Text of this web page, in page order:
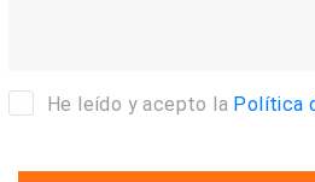
He leído y acepto la Política